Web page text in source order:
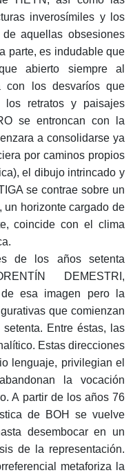
inverosímiles y los
aquellas obsesiones
parte, es indudable que
abierto siempre al
con los desvaríos que
los retratos y paisajes
se entroncan con la
a consolidarse ya
por caminos propios
el dibujo intrincado y
se contrae sobre un
un horizonte cargado de
coincide con el clima
de los años setenta
DEMESTRI,
esa imagen pero la
que comienzan
Entre éstas, las
Estas direcciones
lenguaje, privilegian el
la vocación
A partir de los años 76
de BOH se vuelve
desembocar en un
de la representación.
metaforiza la